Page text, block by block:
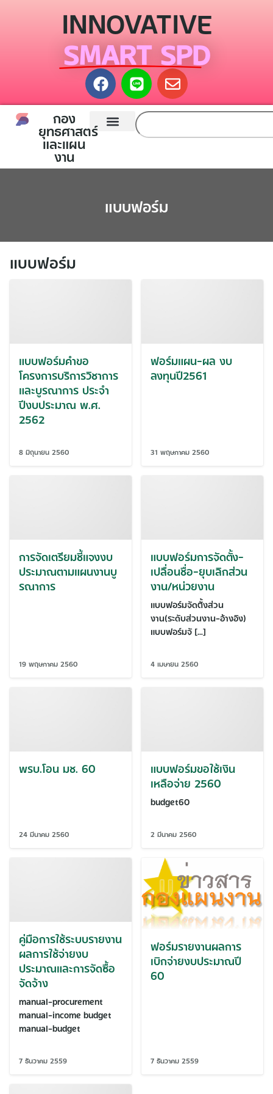
INNOVATIVE
SMART SPD
กอง
ยุทธศาสตร์
และแผน
งาน
แบบฟอร์ม
แบบฟอร์ม
แบบฟอร์มคำขอ
โครงการบริการวิชาการ
และบูรณาการ ประจำ
ปีงบประมาณ พ.ศ.
2562
8 มิถุนายน 2560
ฟอร์มแผน-ผล งบ
ลงทุนปี2561
31 พฤษภาคม 2560
การจัดเตรียมชี้แจงงบ
ประมาณตามแผนงานบู
รณาการ
19 พฤษภาคม 2560
แบบฟอร์มการจัดตั้ง-
เปลื่อนชื่อ-ยุบเลิกส่วน
งาน/หน่วยงาน
แบบฟอร์มจัดตั้งส่วน
งาน(ระดับส่วนงาน-อ้างอิง)
แบบฟอร์มจั […]
4 เมษายน 2560
พรบ.โอน มช. 60
24 มีนาคม 2560
แบบฟอร์มขอใช้เงิน
เหลือจ่าย 2560
budget60
2 มีนาคม 2560
คู่มือการใช้ระบบรายงาน
ผลการใช้จ่ายงบ
ประมาณและการจัดซื้อ
จัดจ้าง
manual-procurement
manual-income budget
manual-budget
7 ธันวาคม 2559
ฟอร์มรายงานผลการ
เบิกจ่ายงบประมาณปี
60
7 ธันวาคม 2559